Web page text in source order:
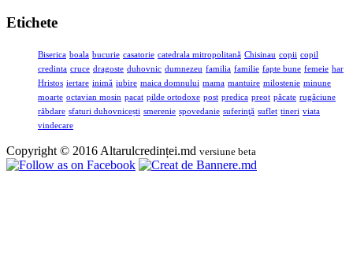
Etichete
Biserica boala bucurie casatorie catedrala mitropolitană Chisinau copii copil
credinta cruce dragoste duhovnic dumnezeu familia familie fapte bune femeie har
Hristos iertare inimă iubire maica domnului mama mantuire milostenie minune
moarte octavian mosin pacat pilde ortodoxe post predica preot păcate rugăciune
răbdare sfaturi duhovnicești smerenie spovedanie suferinţă suflet tineri viata
vindecare
Copyright © 2016 Altarulcredinței.md versiune beta